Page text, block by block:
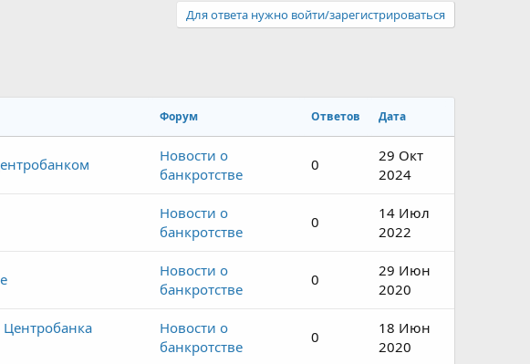
Для ответа нужно войти/зарегистрироваться
Форум Ответов Дата
Новости о
банкротстве
0
29 Окт
2024
Новости о
банкротстве
0
14 Июл
2022
Новости о
банкротстве
0
29 Июн
2020
Центробанка
Новости о
банкротстве
0
18 Июн
2020